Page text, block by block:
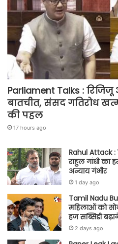
Parliament Talks :
बातचीत, संसद गतिरोध
की पहल
17 hours ago
Rahul Attack :
राहुल गांधी
अन्याय गंभीर
1 day ago
Tamil Nadu
महिलाओं को
हज सब्सिडी
2 days ago